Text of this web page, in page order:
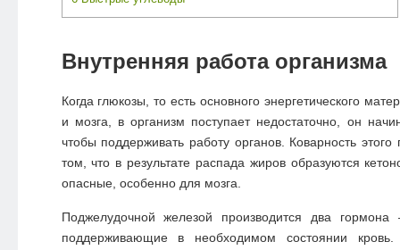
Внутренняя работа организма
Когда глюкозы, то есть основного энергетического
и мозга, в организм поступает недостаточно, он
чтобы поддерживать работу органов. Коварность этого
том, что в результате распада жиров образуются
опасные, особенно для мозга.
Поджелудочной железой производится два
поддерживающие в необходимом состоянии кровь.